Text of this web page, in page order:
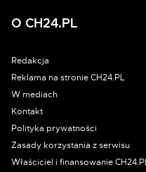
O CH24.PL
Redakcja
Reklama na stronie CH24.PL
W mediach
Kontakt
Polityka prywatności
Zasady korzystania z serwisu
Właściciel i finansowanie CH24.PL